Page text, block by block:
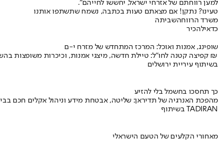
למען רווחתם של אזרחי ישראל, יחששו לחייהם".
טעינו? נתקן! אם מצאתם טעות בכתבה, נשמח שתשתפו אותנו
משרד הרווחהשביתה
כדאילהכיר
שופינג, אמנות ואוכל: המרכז המתחדש של מזרח י-ם
קפיצה קטנה לחו"ל: טיילת חדשה, מיצגי אמנות, וכיכרות משופצות בהשקעה של 100 מיליון ₪
בשיתוף עיריית ירושלים
כך תחסכו בחשמל בלי להזיע
מהפכת האנרגיה של תדיראן: שליטה, אבטחת מידע וניהול אקלים חכם
בשיתוף TADIRAN
מאחורי הקלעים של הטעם הישראלי